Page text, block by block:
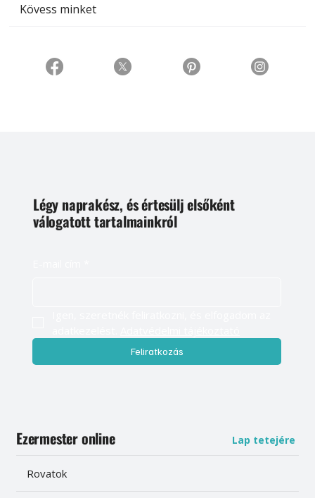
Kövess minket
Légy naprakész, és értesülj elsőként
válogatott tartalmainkról
Feliratkozás
Ezermester online Lap tetejére
Rovatok